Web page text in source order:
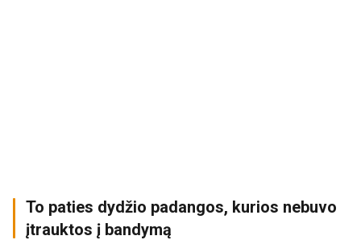
To paties dydžio padangos, kurios nebuvo
įtrauktos į bandymą